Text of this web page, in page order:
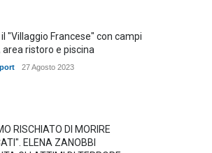
il "Villaggio Francese" con campi
area ristoro e piscina
27 Agosto 2023
RISCHIATO DI MORIRE
ELENA ZANOBBI